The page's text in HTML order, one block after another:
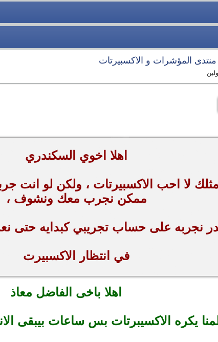
منتدى المؤشرات و الاكسبيرتات
اهلا اخوي السكندري
مثلك لا احب الاكسبيرتات ، ولكن لو انت
ممكن نجرب معك ونشوف ،
نجربه على حساب تجريبي كبدايه حتى
في انتظار الاكسبيرت
اهلا باخى الفاضل معاذ
يكره الاكسيبرتات بس ساعات بيبقى